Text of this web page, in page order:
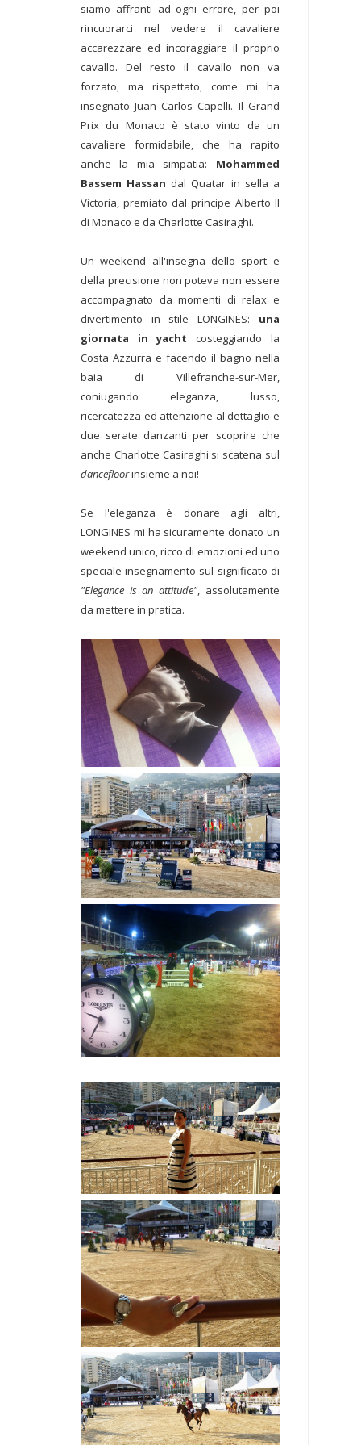
siamo affranti ad ogni errore, per poi
rincuorarci nel vedere il cavaliere
accarezzare ed incoraggiare il proprio
cavallo. Del resto il cavallo non va
forzato, ma rispettato, come mi ha
insegnato Juan Carlos Capelli. Il Grand
Prix du Monaco è stato vinto da un
cavaliere formidabile, che ha rapito
anche la mia simpatia: Mohammed
Bassem Hassan dal Quatar in sella a
Victoria, premiato dal principe Alberto II
di Monaco e da Charlotte Casiraghi.
Un weekend all'insegna dello sport e
della precisione non poteva non essere
accompagnato da momenti di relax e
divertimento in stile LONGINES: una
giornata in yachtcosteggiando la
Costa Azzurra e facendo il bagno nella
baia di Villefranche-sur-Mer,
coniugando eleganza, lusso,
ricercatezza ed attenzione al dettaglio e
due serate danzanti per scoprire che
anche Charlotte Casiraghi si scatena sul
dancefloorinsieme a noi!
Se l'eleganza è donare agli altri,
LONGINES mi ha sicuramente donato un
weekend unico, ricco di emozioni ed uno
speciale insegnamento sul significato di
"Elegance is an attitude", assolutamente
da mettere in pratica.